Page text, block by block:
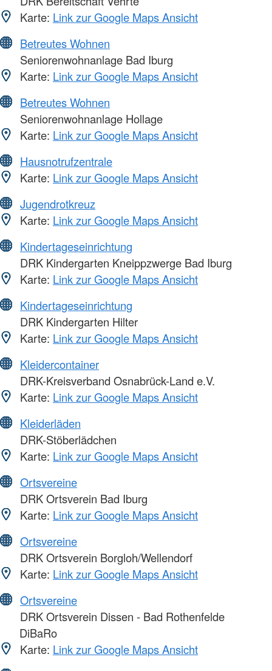
Karte: Link zur Google Maps Ansicht
Betreutes Wohnen
Seniorenwohnanlage Bad Iburg
Karte: Link zur Google Maps Ansicht
Betreutes Wohnen
Seniorenwohnanlage Hollage
Karte: Link zur Google Maps Ansicht
Hausnotrufzentrale
Karte: Link zur Google Maps Ansicht
Jugendrotkreuz
Karte: Link zur Google Maps Ansicht
Kindertageseinrichtung
DRK Kindergarten Kneippzwerge Bad Iburg
Karte: Link zur Google Maps Ansicht
Kindertageseinrichtung
DRK Kindergarten Hilter
Karte: Link zur Google Maps Ansicht
Kleidercontainer
DRK-Kreisverband Osnabrück-Land e.V.
Karte: Link zur Google Maps Ansicht
Kleiderläden
DRK-Stöberlädchen
Karte: Link zur Google Maps Ansicht
Ortsvereine
DRK Ortsverein Bad Iburg
Karte: Link zur Google Maps Ansicht
Ortsvereine
DRK Ortsverein Borgloh/Wellendorf
Karte: Link zur Google Maps Ansicht
Ortsvereine
DRK Ortsverein Dissen - Bad Rothenfelde
DiBaRo
Karte: Link zur Google Maps Ansicht